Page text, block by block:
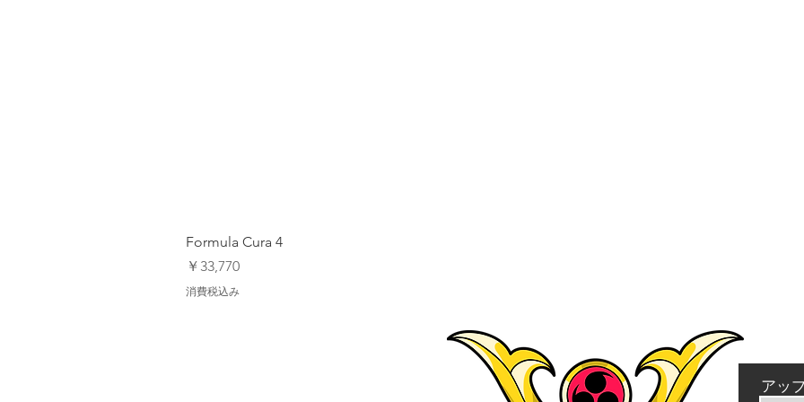
Formula Cura 4
価格
￥33,770
消費税込み
アッ